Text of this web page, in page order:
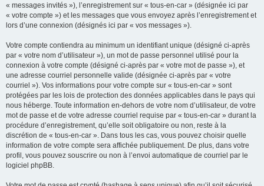
« messages invités »), l’enregistrement sur « tous-en-car » (désignée ici par
« votre compte ») et les messages que vous envoyez après l’enregistrement et
lors d’une connexion (désignés ici par « vos messages »).
Votre compte contiendra au minimum un identifiant unique (désigné ci-après
par « votre nom d’utilisateur »), un mot de passe personnel utilisé pour la
connexion à votre compte (désigné ci-après par « votre mot de passe »), et
une adresse courriel personnelle valide (désignée ci-après par « votre
courriel »). Vos informations pour votre compte sur « tous-en-car » sont
protégées par les lois de protection des données applicables dans le pays qui
nous héberge. Toute information en-dehors de votre nom d’utilisateur, de votre
mot de passe et de votre adresse courriel requise par « tous-en-car » durant la
procédure d’enregistrement, qu’elle soit obligatoire ou non, reste à la
discrétion de « tous-en-car ». Dans tous les cas, vous pouvez choisir quelle
information de votre compte sera affichée publiquement. De plus, dans votre
profil, vous pouvez souscrire ou non à l’envoi automatique de courriel par le
logiciel phpBB.